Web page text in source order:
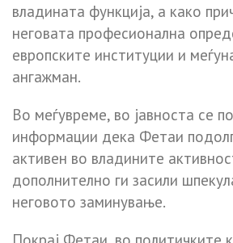
владината функција, а како
неговата професионална
европските институции и
ангажман.
Во меѓувреме, во јавноста се
информации дека Фетаи
активен во владините
дополнително ги засили
неговото заминување.